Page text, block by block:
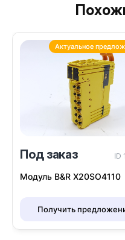
Актуальное
Под заказ ID
Модуль B&R X20SO4110
Получить